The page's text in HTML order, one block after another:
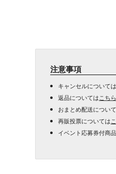
注意事項
キャンセルについては
返品については こちら
おまとめ配送につい
再販投票については
イベント応募券付商